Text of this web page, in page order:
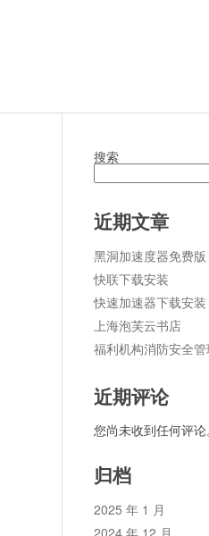
搜索
近期文章
黑洞加速度器免费版
快联下载安装
快速加速器下载安装
上海泡芙云书店
福利机构消防安全
近期评论
您尚未收到任何评论。
归档
2025 年 1 月